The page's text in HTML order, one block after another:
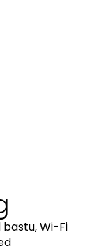
Wi-Fi